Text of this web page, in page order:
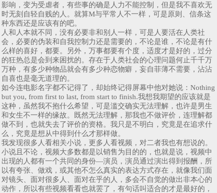
影响，变为受虐者，有些事的确是人力不能控制，但是我不喜欢无
时无刻自轻自贱的人。就算M与平常人不一样，可是原则、信条这
种东西还是应该有的吧。
人和人本就不同，没有必要非和别人一样，可是人要活在人类社
会，必要的伪装和自我控制力还是需要的，不论是谁，不论是有什
么样的喜好，都要。另外，万事都要有个度，适度才是好的，过分
的狂热总是会到来困扰的。存在于人类社会的心理问题何止千千万
万种，有多少种物品就会有多少种恋物癖，妄自菲薄不需要，沾沾
自喜也是毫无道理的。
如今连电影名字都不记得了，却始终记得屏幕中他对她说：Nothing
but you, from first to last, from start to finish.我想我期望的应该就是
这种，虽然我不抱什么希望，可是滥交确实无法理解，也许是男生
和女生不一样的缘故。既然无法理解，那我也不做评价，连理解都
做不到，也就失去了评价的资格。我只是不明白，究竟是在追求什
么，究竟是想从中得到什么才那样做。
我发现很多人看相关小说，更多人看视频，对二者我也有想说的。
小说且不论，视频大多数都是以销售为目的的，也就是说，视频中
出现的人都有一个共同的身份—演员，演员通过演出得到报酬，所
以有夸张、做戏，或其他不怎么真实的表达方式存在，就像我们面
对镜头、面对很多人、面对在乎的人，多会不自觉的做出非本心的
动作，所以有些视频看看也就罢了，有句话叫适合的才是最好的，